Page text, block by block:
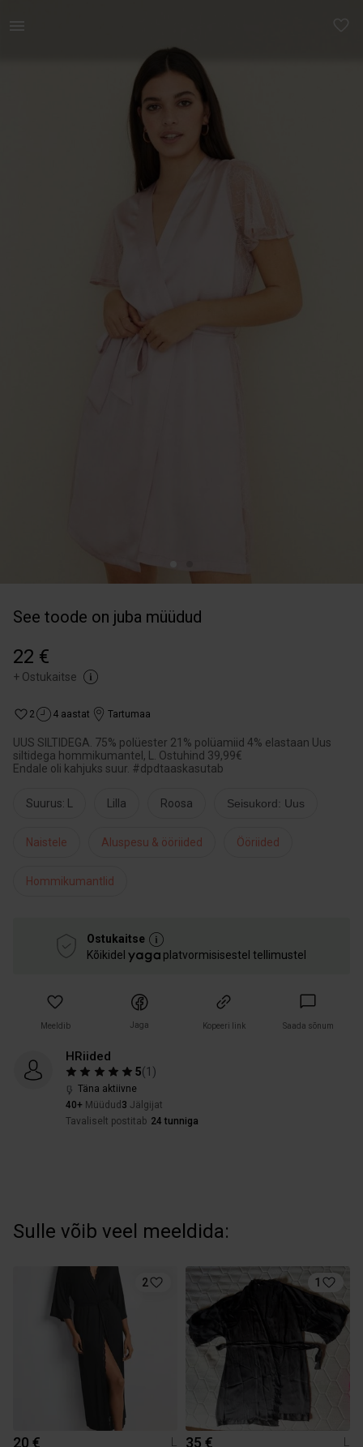
See toode on juba müüdud
22 €
+ Ostukaitse
2 4 aastat Tartumaa
UUS SILTIDEGA. 75% polüester 21% polüamiid 4% elastaan Uus
siltidega hommikumantel, L. Ostuhind 39,99€
Endale oli kahjuks suur. #dpdtaaskasutab
Suurus: L Lilla Roosa Seisukord: Uus
Naistele Aluspesu & ööriided Ööriided
Hommikumantlid
Ostukaitse
Kõikidel
platvormisisestel tellimustel
Meeldib Jaga Kopeeri link Saada sõnum
HRiided
5(1 )
Täna aktiivne
40+ Müüdud 3 Jälgijat
Tavaliselt postitab 24 tunniga
Sulle võib veel meeldida:
2
20 € L
1
35 €
L